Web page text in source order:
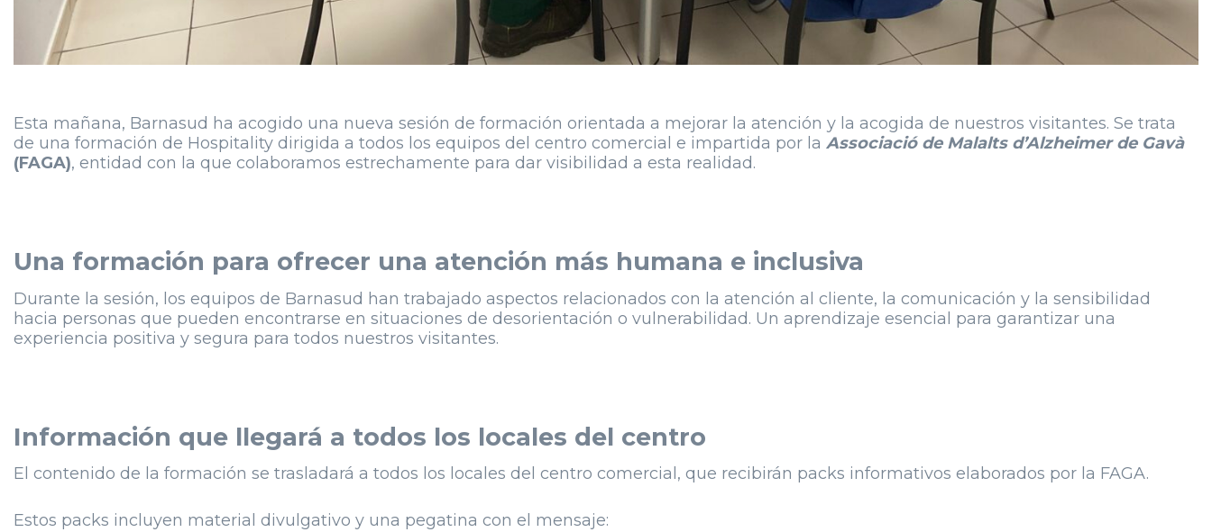
Esta mañana, Barnasud ha acogido una nueva sesión de formación orientada a mejorar la atención y la acogida de nuestros visitantes. Se trata
de una formación de Hospitality dirigida a todos los equipos del centro comercial e impartida por la Associació de Malalts d’Alzheimer de Gavà
(FAGA), entidad con la que colaboramos estrechamente para dar visibilidad a esta realidad.
Una formación para ofrecer una atención más humana e inclusiva
Durante la sesión, los equipos de Barnasud han trabajado aspectos relacionados con la atención al cliente, la comunicación y la sensibilidad
hacia personas que pueden encontrarse en situaciones de desorientación o vulnerabilidad. Un aprendizaje esencial para garantizar una
experiencia positiva y segura para todos nuestros visitantes.
Información que llegará a todos los locales del centro
El contenido de la formación se trasladará a todos los locales del centro comercial, que recibirán packs informativos elaborados por la FAGA.
Estos packs incluyen material divulgativo y una pegatina con el mensaje: